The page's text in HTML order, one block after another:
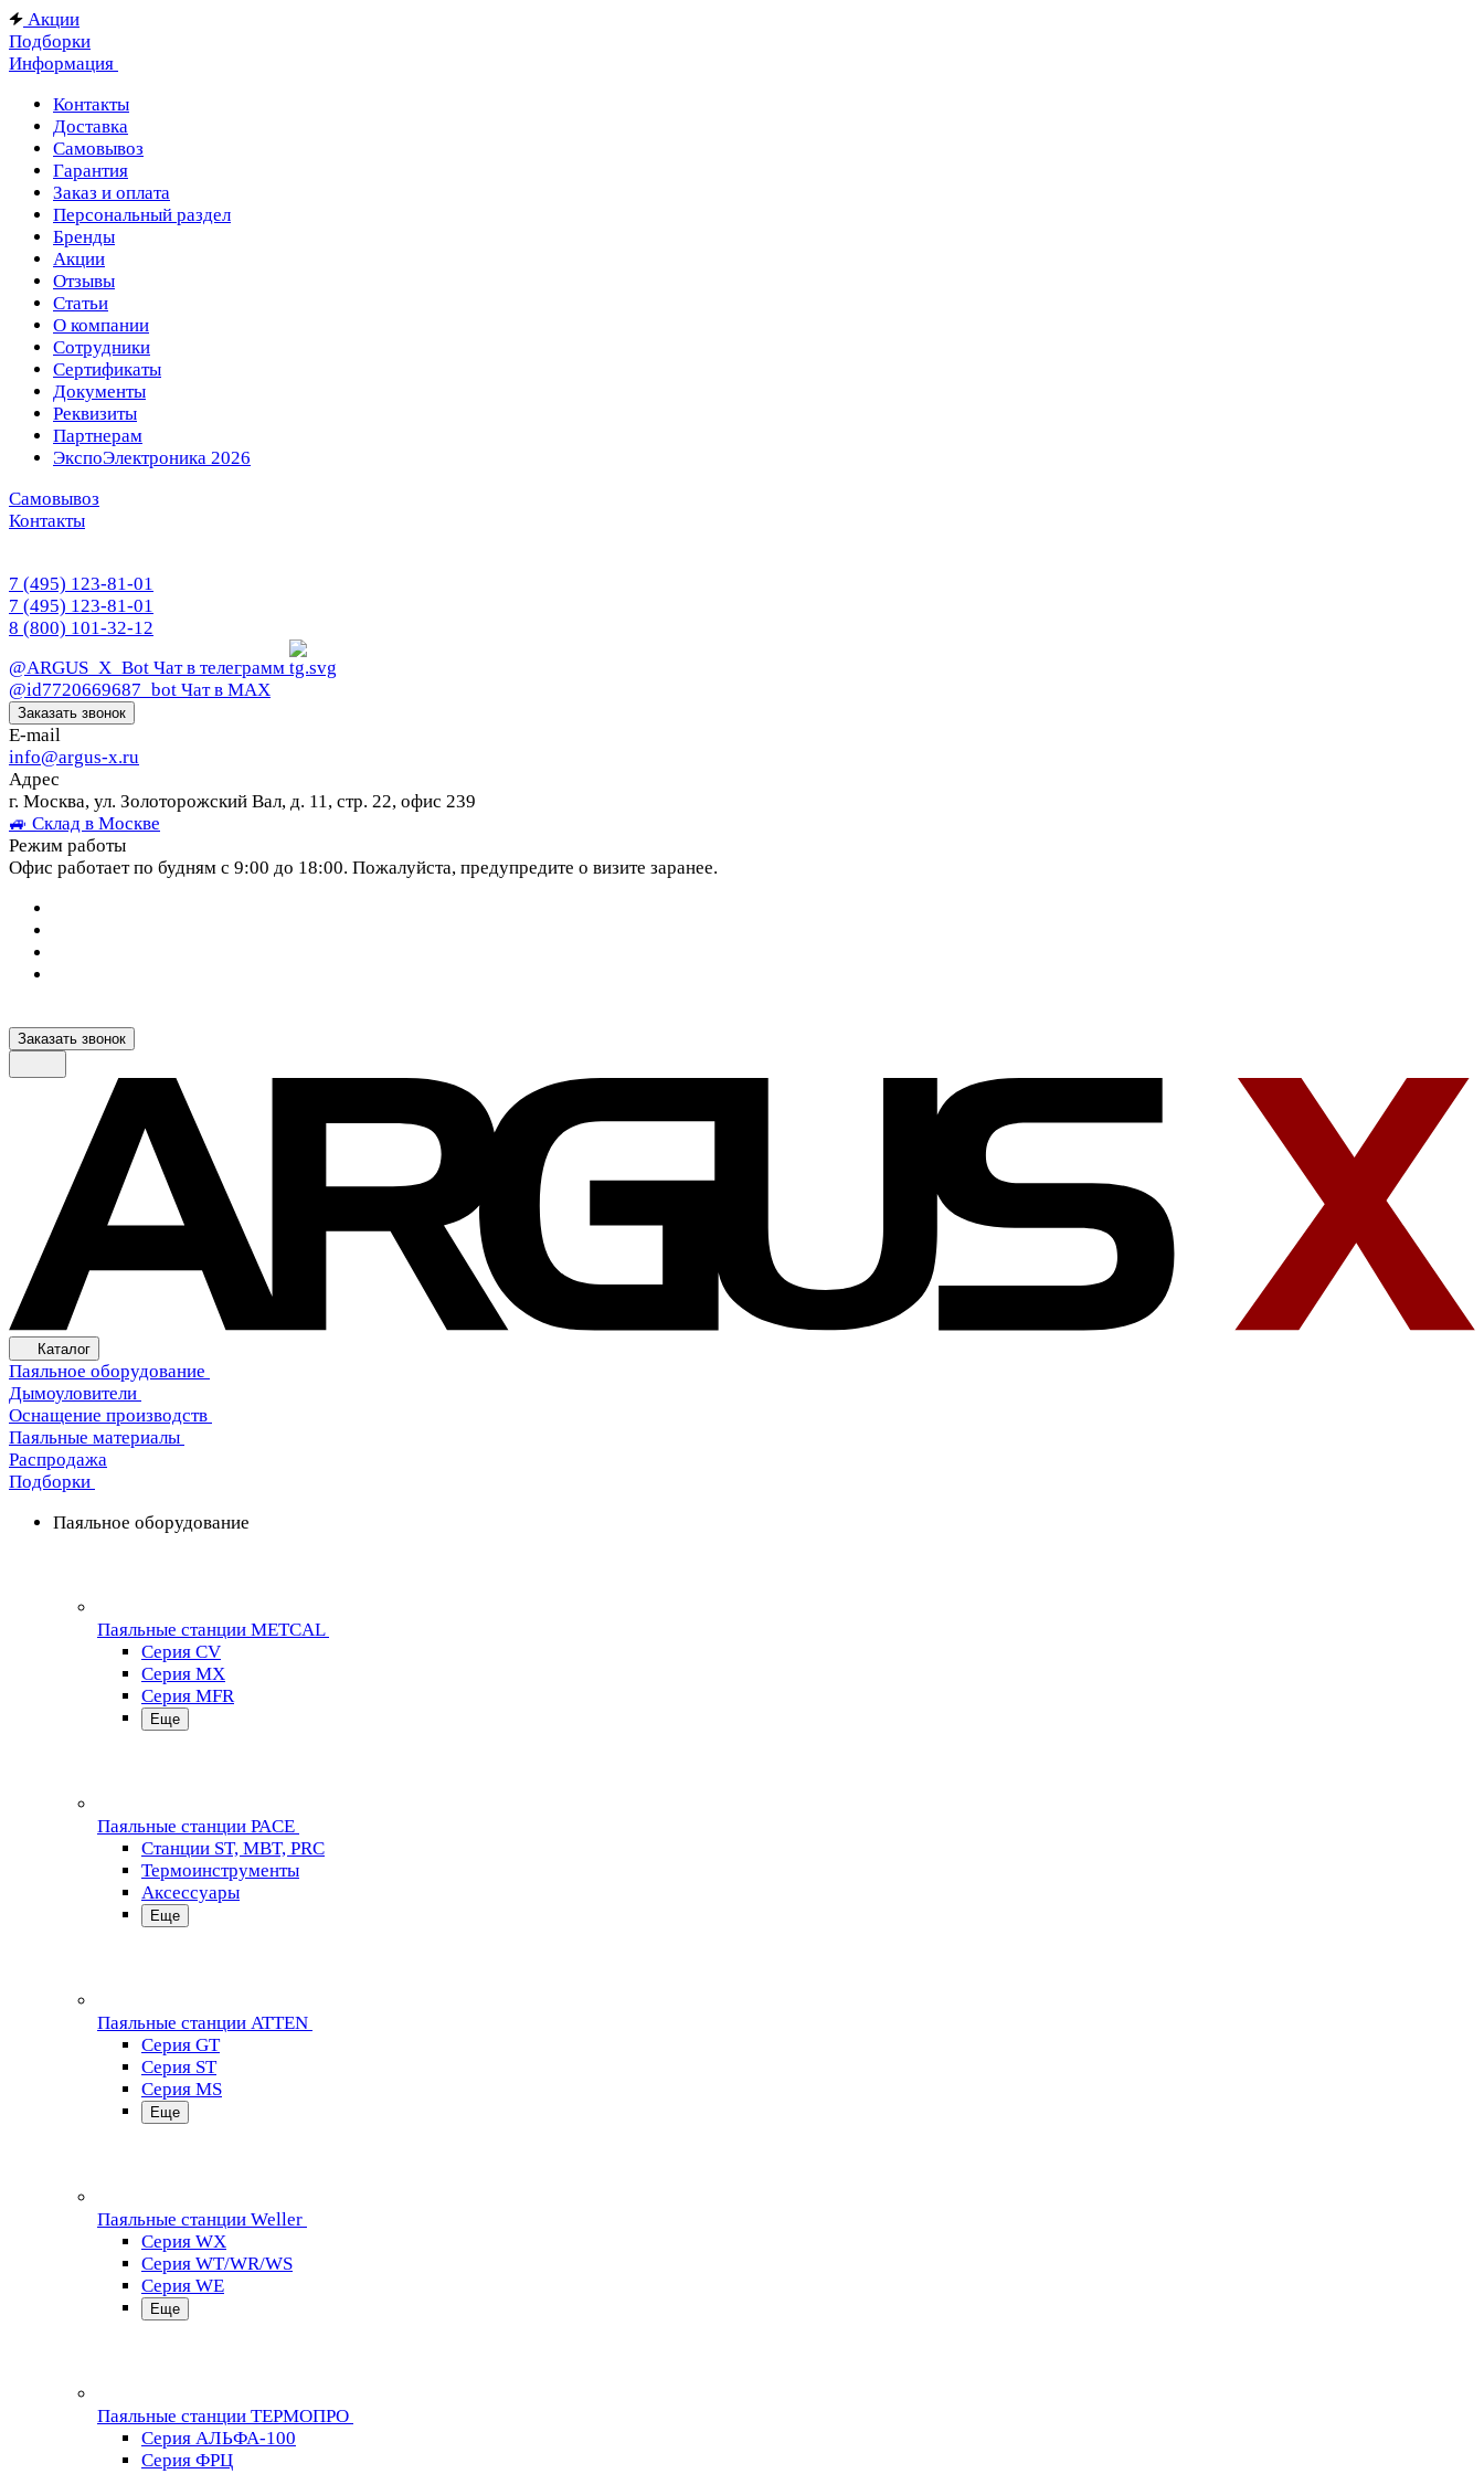
Акции
Подборки
Информация
Контакты
Доставка
Самовывоз
Гарантия
Заказ и оплата
Персональный раздел
Бренды
Акции
Отзывы
Статьи
О компании
Сотрудники
Сертификаты
Документы
Реквизиты
Партнерам
ЭкспоЭлектроника 2026
Самовывоз
Контакты
7 (495) 123-81-01
7 (495) 123-81-01
8 (800) 101-32-12
@ARGUS_X_Bot Чат в телеграмм
@id7720669687_bot Чат в МАХ
Заказать звонок
E-mail
info@argus-x.ru
Адрес
г. Москва, ул. Золоторожский Вал, д. 11, стр. 22, офис 239
🚙 Склад в Москве
Режим работы
Офис работает по будням с 9:00 до 18:00. Пожалуйста, предупредите о визите заранее.
Заказать звонок
Каталог
Паяльное оборудование
Дымоуловители
Оснащение производств
Паяльные материалы
Распродажа
Подборки
Паяльное оборудование
Паяльные станции METCAL
Серия CV
Серия MX
Серия MFR
Еще
Паяльные станции PACE
Станции ST, MBT, PRC
Термоинструменты
Аксессуары
Еще
Паяльные станции ATTEN
Серия GT
Серия ST
Серия MS
Еще
Паяльные станции Weller
Серия WX
Серия WT/WR/WS
Серия WE
Еще
Паяльные станции ТЕРМОПРО
Серия АЛЬФА-100
Серия ФРЦ